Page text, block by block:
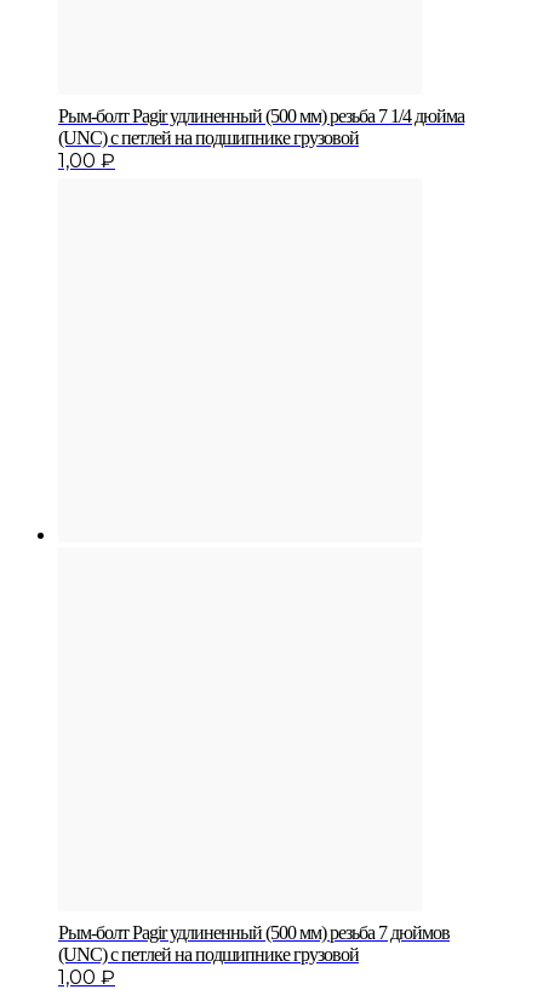
Рым-болт Pagir удлиненный (500 мм) резьба 7 1/4 дюйма
(UNC) с петлей на подшипнике грузовой
1,00 ₽
Рым-болт Pagir удлиненный (500 мм) резьба 7 дюймов
(UNC) с петлей на подшипнике грузовой
1,00 ₽